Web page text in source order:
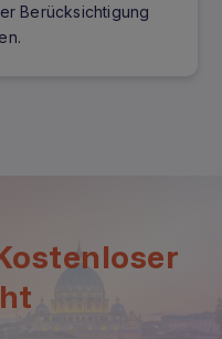
Berücksichtigung